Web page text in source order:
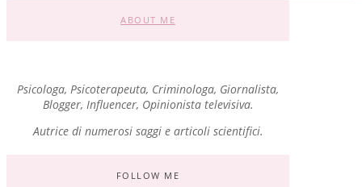
ABOUT ME
Psicologa, Psicoterapeuta, Criminologa, Giornalista,
Blogger, Influencer, Opinionista televisiva.
Autrice di numerosi saggi e articoli scientifici.
FOLLOW ME